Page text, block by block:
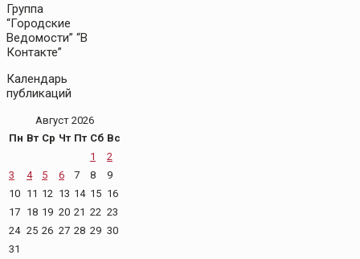
Группа
“Городские
Ведомости” “В
Контакте”
Календарь
публикаций
Август 2026
Пн Вт Ср Чт Пт Сб Вс
1
2
3
4 5 6 7 8
9
10 11 12 13 14 15 16
17 18 19 20 21 22 23
24 25 26 27 28 29 30
31